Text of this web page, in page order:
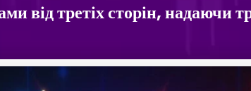
від третіх сторін,